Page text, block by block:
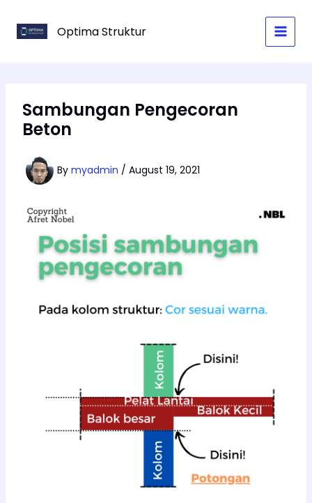
content
Optima Struktur
Sambungan Pengecoran
Beton
By myadmin / August 19, 2021